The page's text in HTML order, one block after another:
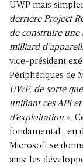
UWP mais
derrière Project
de construire
milliard
vice-président
Périphériques de
UWP, de sorte
unifiant ces API
d’exploitation ».
fondamental : en
Microsoft se
ainsi les